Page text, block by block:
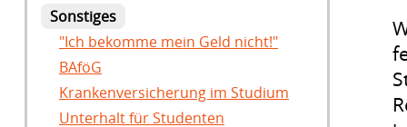
Sonstiges
"Ich bekomme mein Geld nicht!"
BAföG
Krankenversicherung im Studium
Unterhalt für Studenten